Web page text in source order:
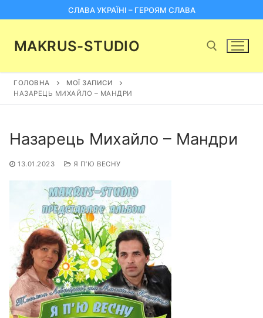
до
СЛАВА УКРАЇНІ – ГЕРОЯМ СЛАВА
MAKRUS-STUDIO
Пошук:
ГОЛОВНА
МОЇ ЗАПИСИ
НАЗАРЕЦЬ МИХАЙЛО – МАНДРИ
Назарець Михайло – Мандри
13.01.2023 Я ПʼЮ ВЕСНУ